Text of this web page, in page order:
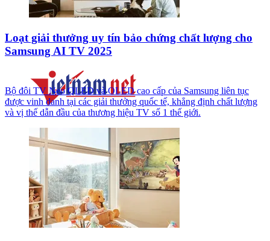
Loạt giải thưởng uy tín bảo chứng chất lượng cho
Samsung AI TV 2025
Bộ đôi TV Neo QLED và OLED cao cấp của Samsung liên tục
được vinh danh tại các giải thưởng quốc tế, khẳng định chất lượng
và vị thế dẫn đầu của thương hiệu TV số 1 thế giới.